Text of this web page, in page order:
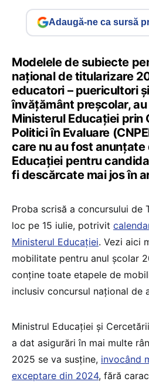
Adaugă-ne ca sursă
Modelele de subiecte
național de titularizare
educatori – puericultori
învățământ preșcolar,
Ministerul Educației prin
Politici în Evaluare
care nu au fost anunțate
Educației pentru
fi descărcate mai jos în
Proba scrisă a concursului de
loc pe 15 iulie, potrivit
Ministerul Educației. Vezi aici
mobilitate pentru anul școlar
conține toate etapele de
inclusiv concursul național de
Ministrul Educației și
a dat asigurări în mai multe
2025 se va susține, invocând
exceptare din 2024, fără